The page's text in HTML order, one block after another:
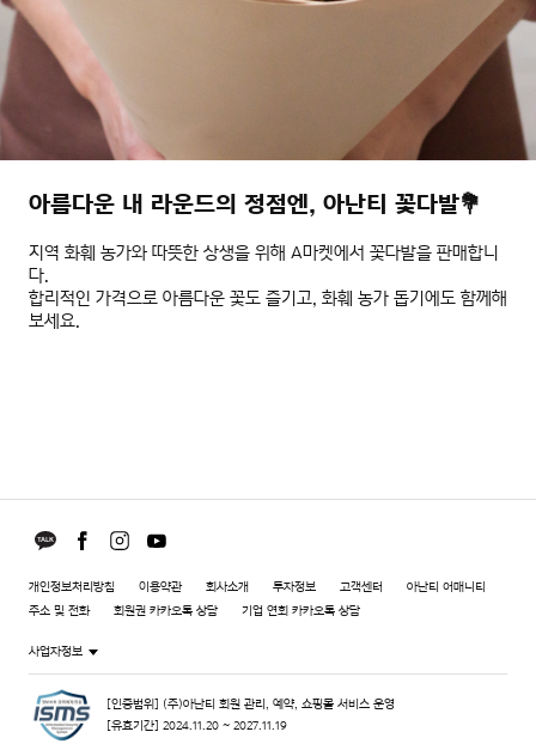
아름다운 내 라운드의 정점엔, 아난티 꽃다발💐
지역 화훼 농가와 따뜻한 상생을 위해 A마켓에서 꽃다발을 판매합니
다.
합리적인 가격으로 아름다운 꽃도 즐기고, 화훼 농가 돕기에도 함께해
보세요.
개인정보처리방침 이용약관 회사소개 투자정보 고객센터
아난티 어매니티
주소 및 전화
회원권 카카오톡 상담 기업 연회 카카오톡 상담
사업자정보
[인증범위] (주)아난티 회원 관리, 예약, 쇼핑몰 서비스 운영
[유효기간] 2024.11.20 ~ 2027.11.19